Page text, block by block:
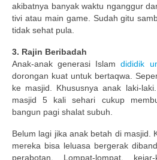
akibatnya banyak waktu nganggur
tivi atau main game. Sudah gitu
tidak sehat pula.
3. Rajin Beribadah
Anak-anak generasi Islamdididik
dorongan kuat untuk bertaqwa.
ke masjid. Khususnya anak laki-
masjid 5 kali sehari cukup
bangun pagi shalat subuh.
Belum lagi jika anak betah di masjid.
mereka bisa leluasa bergerak
perabotan. Lompat-lompat, kejar-